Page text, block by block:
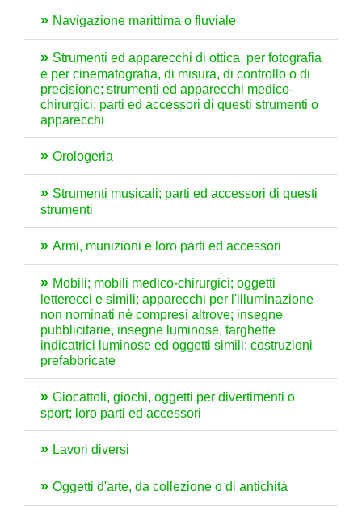
Navigazione marittima o fluviale
Strumenti ed apparecchi di ottica, per fotografia
e per cinematografia, di misura, di controllo o di
precisione; strumenti ed apparecchi medico-
chirurgici; parti ed accessori di questi strumenti o
apparecchi
Orologeria
Strumenti musicali; parti ed accessori di questi
strumenti
Armi, munizioni e loro parti ed accessori
Mobili; mobili medico-chirurgici; oggetti
letterecci e simili; apparecchi per l'illuminazione
non nominati né compresi altrove; insegne
pubblicitarie, insegne luminose, targhette
indicatrici luminose ed oggetti simili; costruzioni
prefabbricate
Giocattoli, giochi, oggetti per divertimenti o
sport; loro parti ed accessori
Lavori diversi
Oggetti d'arte, da collezione o di antichità